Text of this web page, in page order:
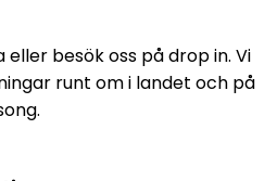
eller besök oss på drop in. Vi
runt om i landet och på